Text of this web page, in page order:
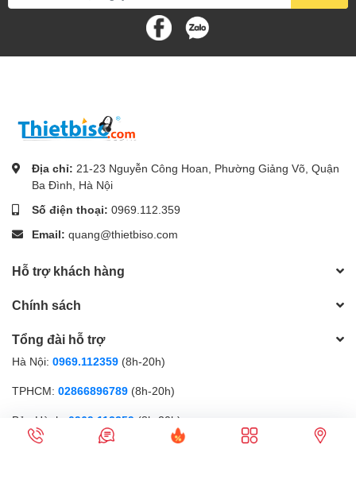
Địa chỉ: 21-23 Nguyễn Công Hoan, Phường Giảng Võ, Quận
Ba Đình, Hà Nội
Số điện thoại: 0969.112.359
Email: quang@thietbiso.com
Hỗ trợ khách hàng
Chính sách
Tổng đài hỗ trợ
Hà Nội: 0969.112359 (8h-20h)
TPHCM: 02866896789 (8h-20h)
Bảo Hành: 0969.112359 (8h-20h)